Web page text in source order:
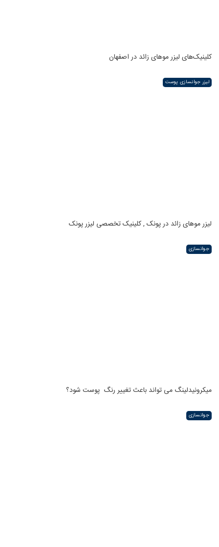
کلینیک‌های لیزر موهای زائد در اصفهان
لیزر جوانسازی پوست
لیزر موهای زائد در پونک , کلینیک تخصصی لیزر پونک
جوانسازی
میکرونیدلینگ می تواند باعث تغییر رنگ ‍ پوست شود؟
جوانسازی